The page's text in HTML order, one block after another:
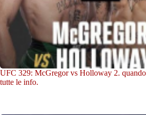
UFC 329: McGregor vs Holloway 2.
tutte le info.